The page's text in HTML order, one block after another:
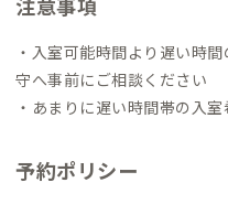
・入室可能時間より遅い時
守へ事前にご相談ください
・あまりに遅い時間帯の入
予約ポリシー